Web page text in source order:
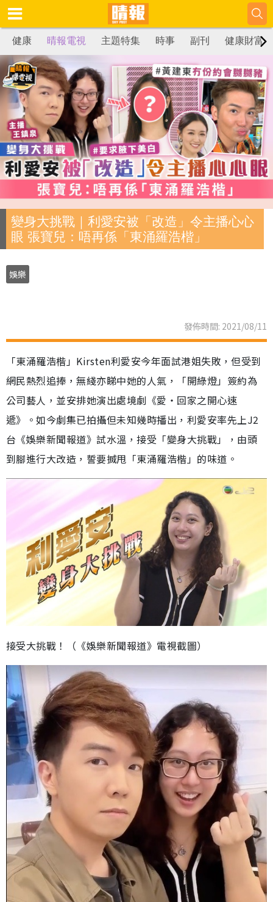
健康 晴報電視 主題特集 時事 副刊 健康財富
變身大挑戰｜利愛安被「改造」令主播心心
眼 張寶兒：唔再係「東涌羅浩楷」
娛樂
發佈時間: 2021/08/11
「東涌羅浩楷」Kirsten利愛安今年面試港姐失敗，但受到
網民熱烈追捧，無綫亦睇中她的人氣，「開綠燈」簽約為
公司藝人，並安排她演出處境劇《愛‧回家之開心速
遞》。如今劇集已拍攝但未知幾時播出，利愛安率先上J2
台《娛樂新聞報道》試水溫，接受「變身大挑戰」，由頭
到腳進行大改造，誓要搣甩「東涌羅浩楷」的味道。
接受大挑戰！（《娛樂新聞報道》電視截圖）